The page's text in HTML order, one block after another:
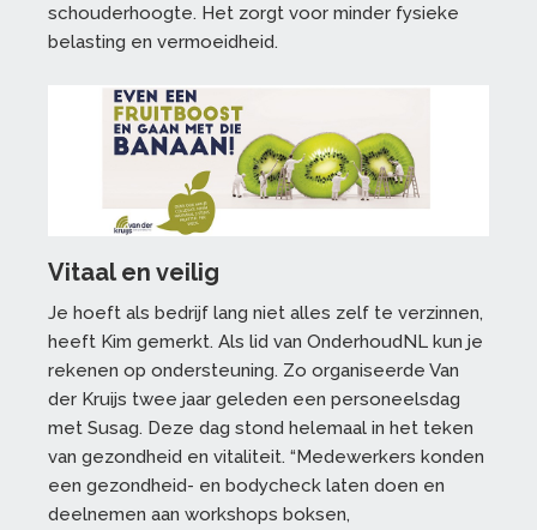
schouderhoogte. Het zorgt voor minder fysieke
belasting en vermoeidheid.
Vitaal en veilig
Je hoeft als bedrijf lang niet alles zelf te verzinnen,
heeft Kim gemerkt. Als lid van OnderhoudNL kun je
rekenen op ondersteuning. Zo organiseerde Van
der Kruijs twee jaar geleden een personeelsdag
met Susag. Deze dag stond helemaal in het teken
van gezondheid en vitaliteit. “Medewerkers konden
een gezondheid- en bodycheck laten doen en
deelnemen aan workshops boksen,